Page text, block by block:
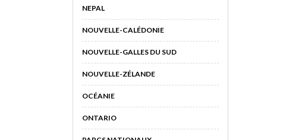
NEPAL
NOUVELLE-CALÉDONIE
NOUVELLE-GALLES DU SUD
NOUVELLE-ZÉLANDE
OCÉANIE
ONTARIO